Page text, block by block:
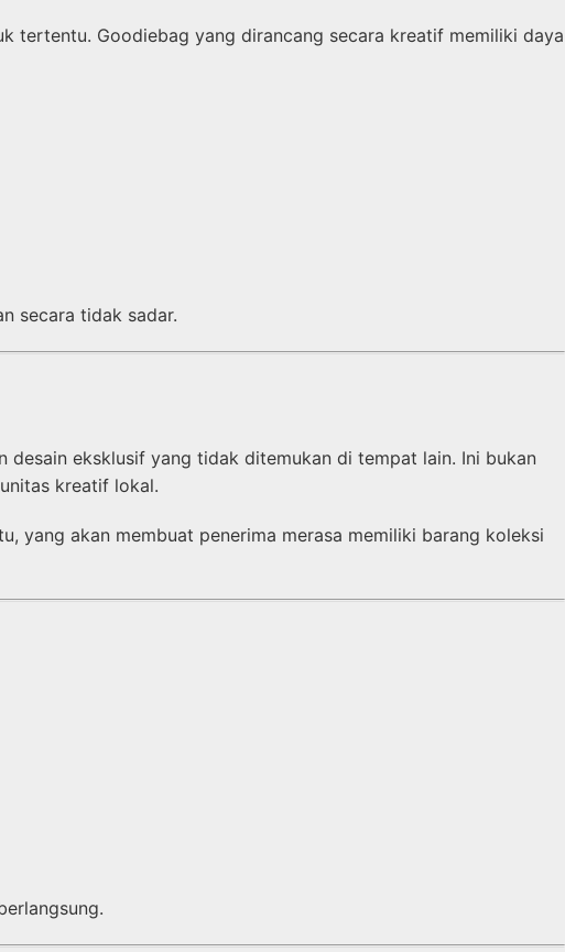
tertentu. Goodiebag yang dirancang secara kreatif memiliki daya
secara tidak sadar.
eksklusif yang tidak ditemukan di tempat lain. Ini bukan
kreatif lokal.
yang akan membuat penerima merasa memiliki barang koleksi